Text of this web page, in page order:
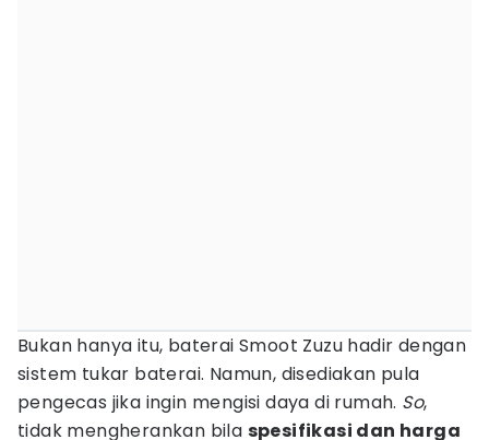
Bukan hanya itu, baterai Smoot Zuzu hadir dengan
sistem tukar baterai. Namun, disediakan pula
pengecas jika ingin mengisi daya di rumah. So,
tidak mengherankan bila spesifikasi dan harga